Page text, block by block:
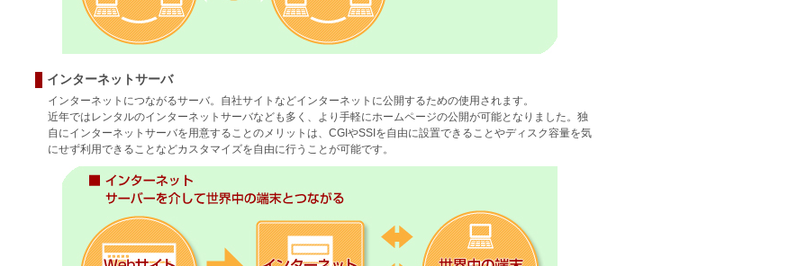
インターネットサーバ
インターネットにつながるサーバ。自社サイトなどインターネットに公開するための使用されます。
近年ではレンタルのインターネットサーバなども多く、より手軽にホームページの公開が可能となりました。独
自にインターネットサーバを用意することのメリットは、CGIやSSIを自由に設置できることやディスク容量を気
にせず利用できることなどカスタマイズを自由に行うことが可能です。